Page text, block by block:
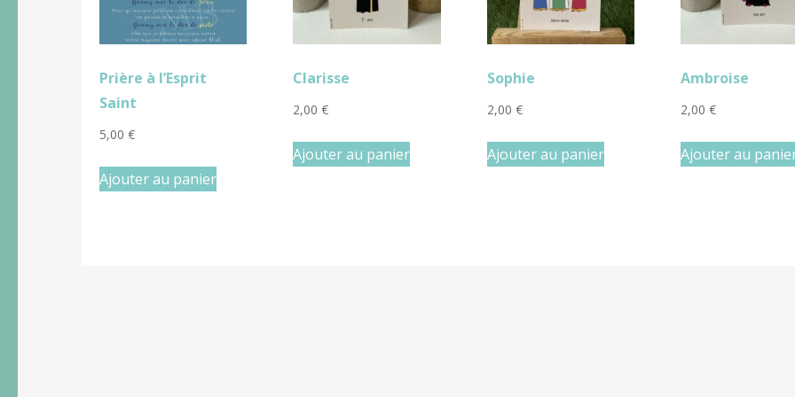
Prière à l’Esprit
Saint
5,00 €
Ajouter au panier
Clarisse
2,00€
Ajouter au panier
Sophie
2,00 €
Ajouter au panier
Ambroise
2,00€
Ajouter au